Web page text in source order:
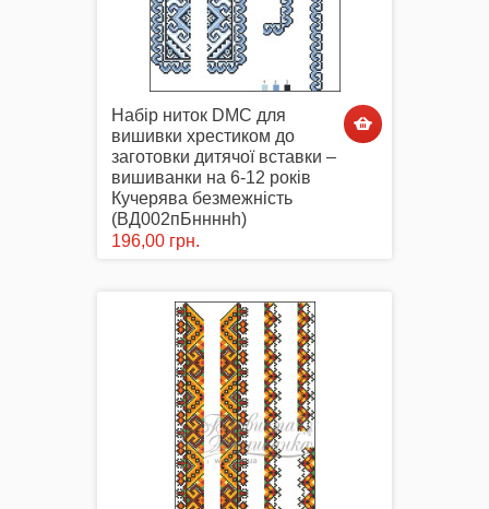
Подарункові сертифікати
Набір ниток DMC для
вишивки хрестиком до
заготовки дитячої вставки –
вишиванки на 6-12 років
Кучерява безмежність
(ВД002пБннннh)
196,00 грн.